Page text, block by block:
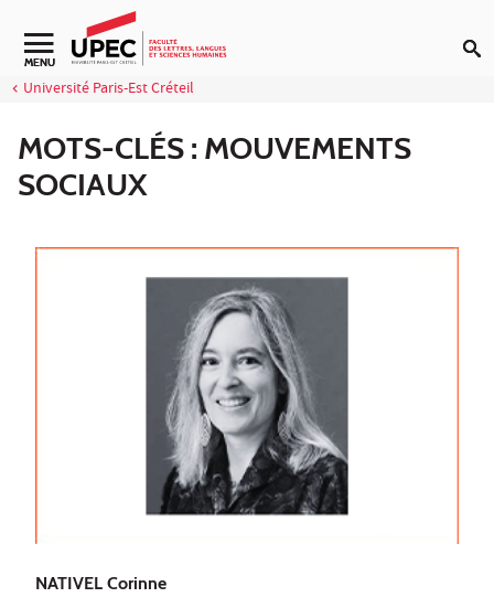
Aller au contenu
MENU
Université Paris-Est Créteil
MOTS-CLÉS : MOUVEMENTS
SOCIAUX
NATIVEL Corinne